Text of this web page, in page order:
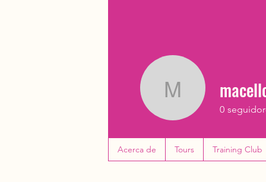
0
Acerca de Tours Training Club